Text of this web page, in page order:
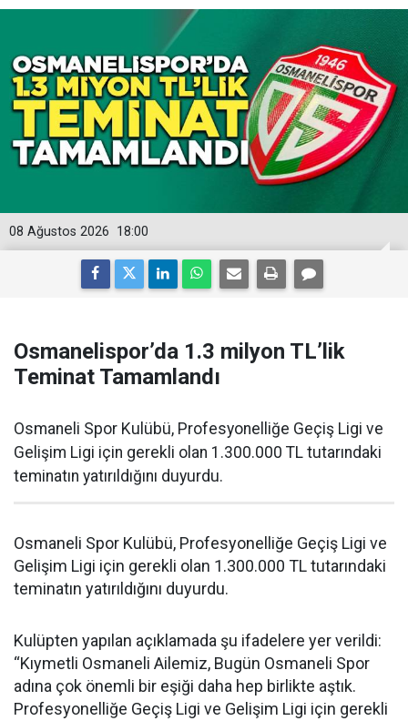
18:00
08 Ağustos 2026
Osmanelispor’da 1.3 milyon TL’lik
Teminat Tamamlandı
Osmaneli Spor Kulübü, Profesyonelliğe Geçiş Ligi ve
Gelişim Ligi için gerekli olan 1.300.000 TL tutarındaki
teminatın yatırıldığını duyurdu.
Osmaneli Spor Kulübü, Profesyonelliğe Geçiş Ligi ve
Gelişim Ligi için gerekli olan 1.300.000 TL tutarındaki
teminatın yatırıldığını duyurdu.
Kulüpten yapılan açıklamada şu ifadelere yer verildi:
“Kıymetli Osmaneli Ailemiz, Bugün Osmaneli Spor
adına çok önemli bir eşiği daha hep birlikte aştık.
Profesyonelliğe Geçiş Ligi ve Gelişim Ligi için gerekli